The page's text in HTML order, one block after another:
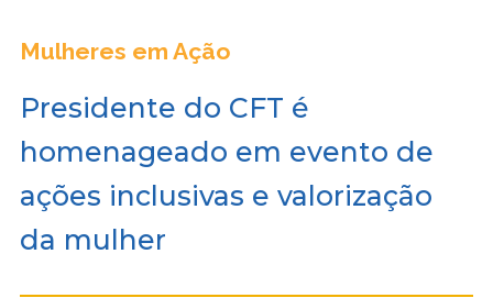
Mulheres em Ação
Presidente do CFT é
homenageado em evento de
ações inclusivas e valorização
da mulher